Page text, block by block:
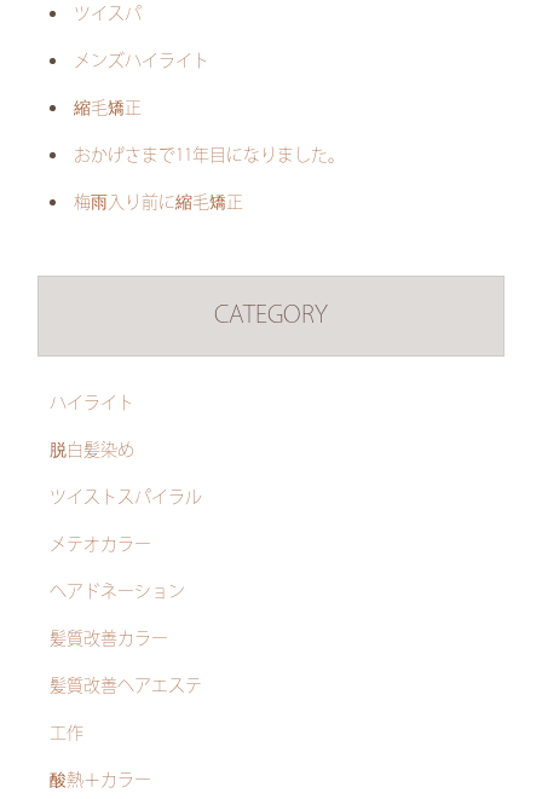
ツイスパ
メンズハイライト
縮毛矯正
おかげさまで11年目になりました。
梅雨入り前に縮毛矯正
CATEGORY
ハイライト
脱白髪染め
ツイストスパイラル
メテオカラー
ヘアドネーション
髪質改善カラー
髪質改善ヘアエステ
工作
酸熱＋カラー